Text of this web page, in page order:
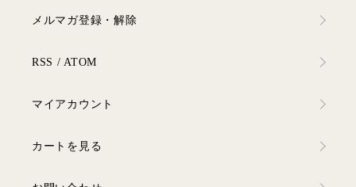
メルマガ登録・解除
RSS / ATOM
マイアカウント
カートを見る